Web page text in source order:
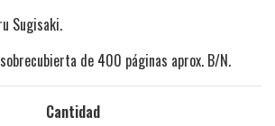
Sugisaki.
de 400 páginas aprox. B/N.
Cantidad